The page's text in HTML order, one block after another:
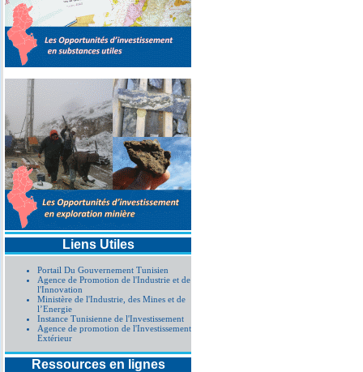
Liens Utiles
Portail Du Gouvernement Tunisien
Agence de Promotion de l'Industrie et de
l'Innovation
Ministère de l'Industrie, des Mines et de
l’Energie
Instance Tunisienne de l'Investissement
Agence de promotion de l'Investissement
Extérieur
Ressources en lignes